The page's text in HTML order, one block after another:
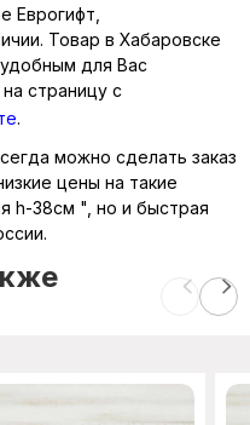
Еврогифт,
Товар в Хабаровске
для Вас
страницу с
.
можно сделать заказ
цены на такие
h-38см ", но и быстрая